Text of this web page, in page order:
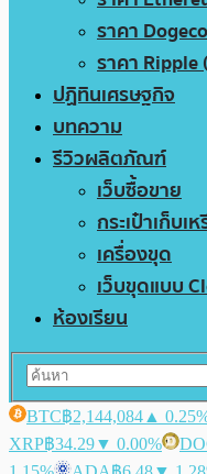
ราคา
ราคา Ripple
ปฏิทินเศรษฐกิจ
บทความ
รีวิวผลิตภัณฑ์
เว็บซื้อขาย
กระเป๋าเก็บเ
เครื่องขุด
เว็บขุดแบบ
ห้องเรียน
BTC฿2,144,084 ▲
XRP฿34.29▼ 0.00%